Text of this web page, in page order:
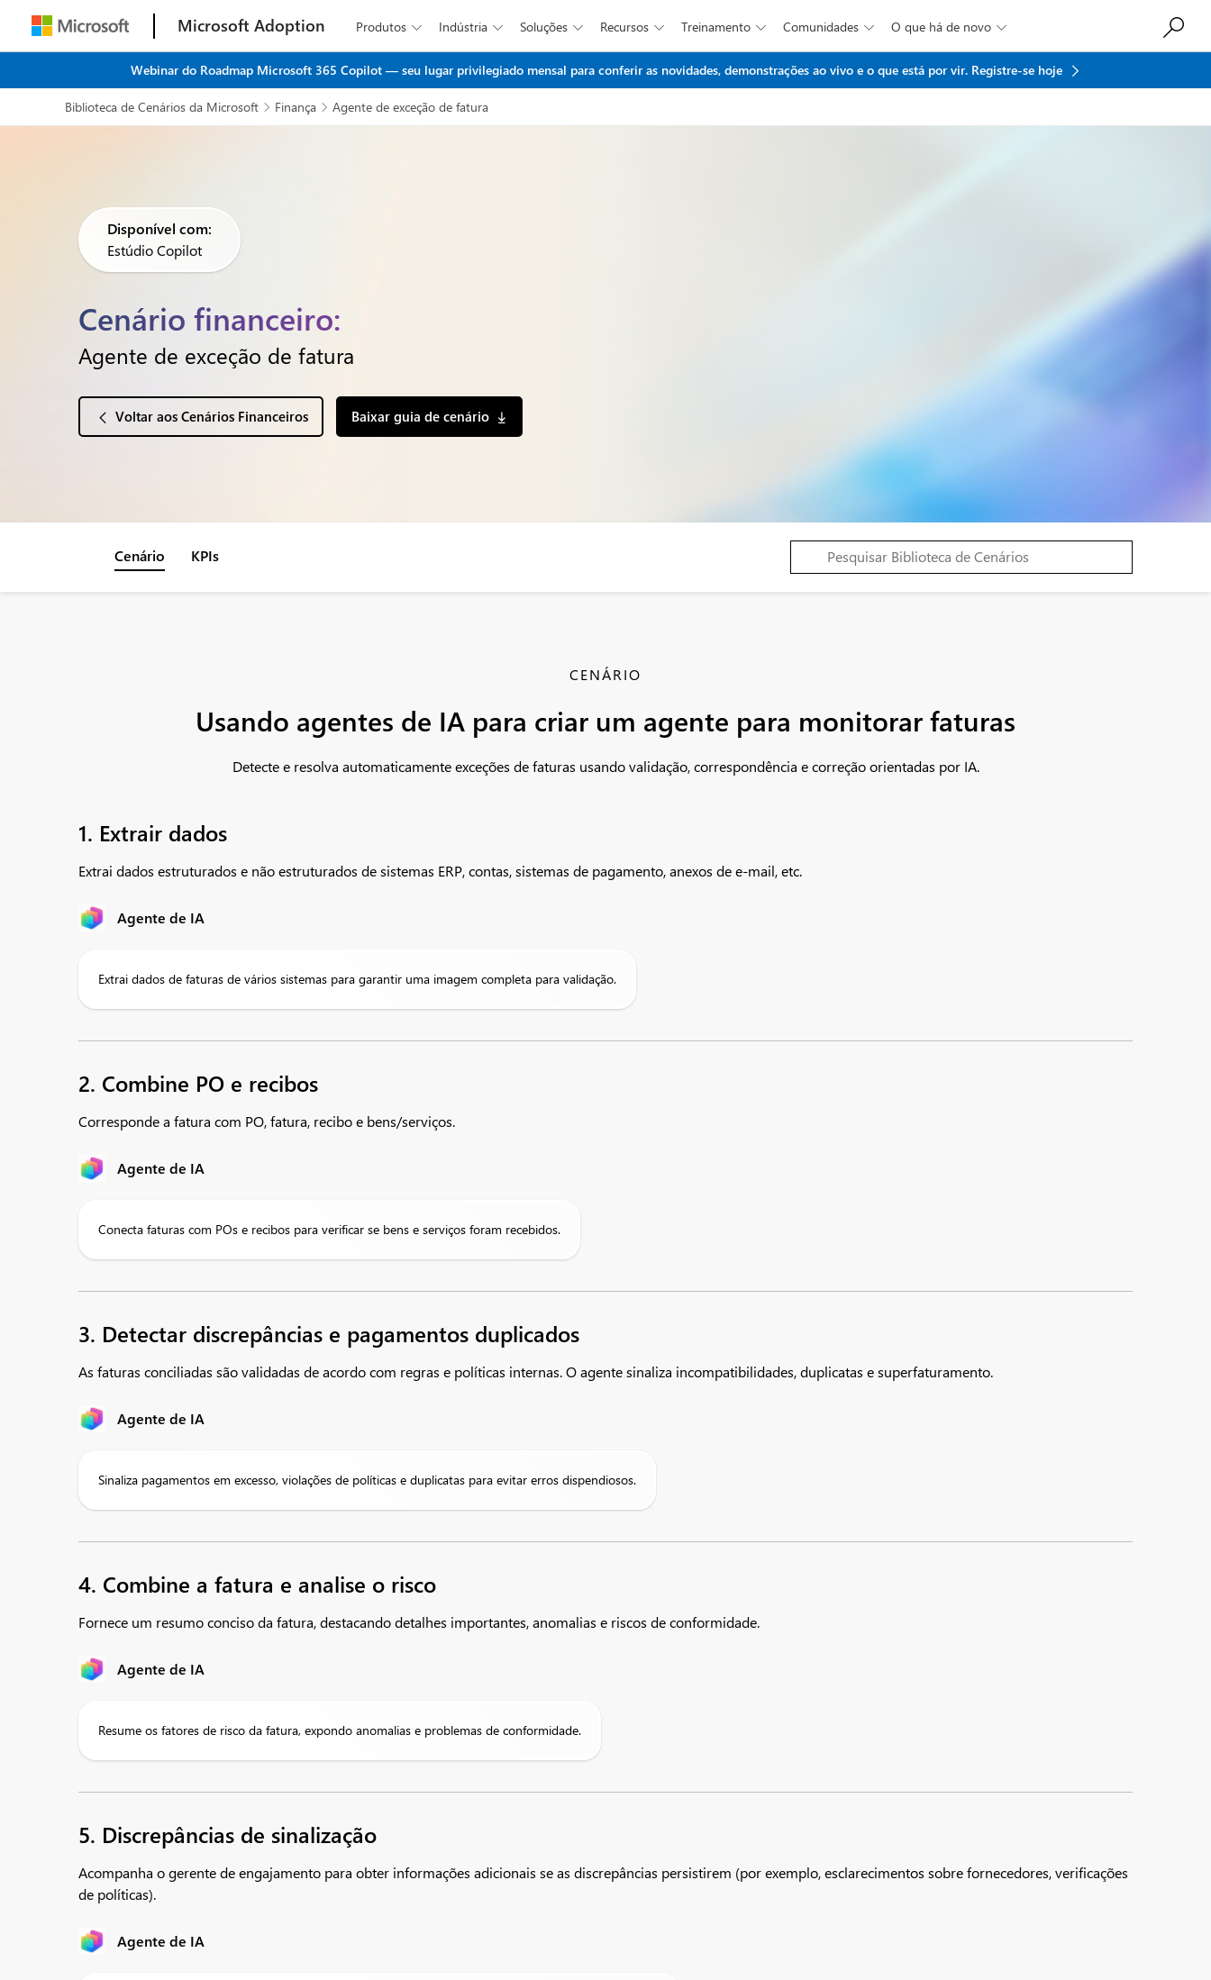
Ir para o conteúdo principal
Microsoft Adoption Produtos  Indústria  Soluções  Recursos  Treinamento  Comunidades  O que há de novo 
Webinar do Roadmap Microsoft 365 Copilot — seu lugar privilegiado mensal para conferir as novidades, demonstrações ao vivo e o que está por vir. Registre-se hoje
Biblioteca de Cenários da Microsoft  Finança  Agente de exceção de fatura
Disponível com:
Estúdio Copilot
Cenário financeiro:
Agente de exceção de fatura
Voltar aos Cenários Financeiros Baixar guia de cenário
Cenário KPIs
CENÁRIO
Usando agentes de IA para criar um agente para monitorar faturas
Detecte e resolva automaticamente exceções de faturas usando validação, correspondência e correção orientadas por IA.
1. Extrair dados
Extrai dados estruturados e não estruturados de sistemas ERP, contas, sistemas de pagamento, anexos de e-mail, etc.
Agente de IA
Extrai dados de faturas de vários sistemas para garantir uma imagem completa para validação.
2. Combine PO e recibos
Corresponde a fatura com PO, fatura, recibo e bens/serviços.
Agente de IA
Conecta faturas com POs e recibos para verificar se bens e serviços foram recebidos.
3. Detectar discrepâncias e pagamentos duplicados
As faturas conciliadas são validadas de acordo com regras e políticas internas. O agente sinaliza incompatibilidades, duplicatas e superfaturamento.
Agente de IA
Sinaliza pagamentos em excesso, violações de políticas e duplicatas para evitar erros dispendiosos.
4. Combine a fatura e analise o risco
Fornece um resumo conciso da fatura, destacando detalhes importantes, anomalias e riscos de conformidade.
Agente de IA
Resume os fatores de risco da fatura, expondo anomalias e problemas de conformidade.
5. Discrepâncias de sinalização
Acompanha o gerente de engajamento para obter informações adicionais se as discrepâncias persistirem (por exemplo, esclarecimentos sobre fornecedores, verificações
de políticas).
Agente de IA